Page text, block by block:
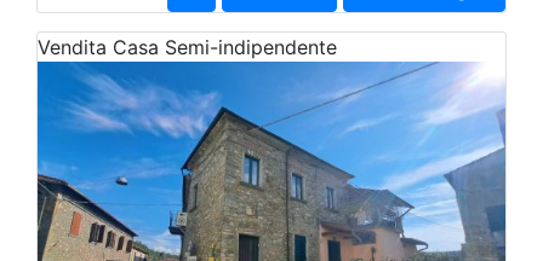
Vendita Casa Semi-indipendente